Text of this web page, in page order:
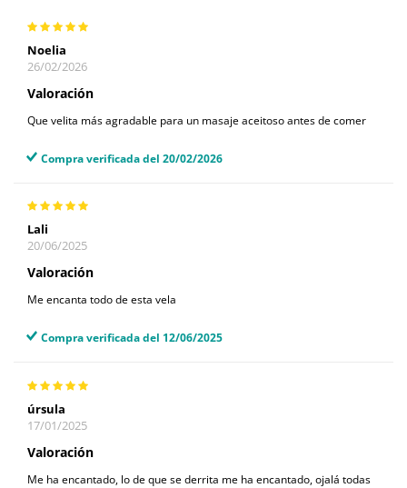
Noelia
26/02/2026
Valoración
Que velita más agradable para un masaje aceitoso antes de comer
Compra verificada del 20/02/2026
Lali
20/06/2025
Valoración
Me encanta todo de esta vela
Compra verificada del 12/06/2025
úrsula
17/01/2025
Valoración
Me ha encantado, lo de que se derrita me ha encantado, ojalá todas